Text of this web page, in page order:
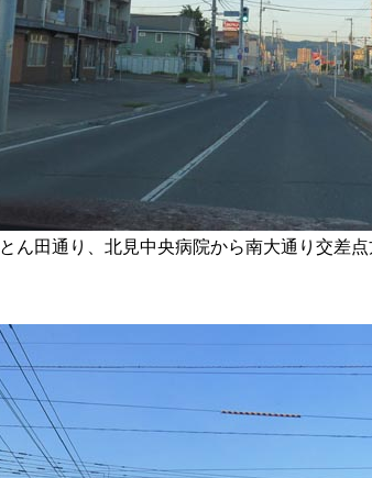
とん田通り、北見中央病院から南大通り交差点